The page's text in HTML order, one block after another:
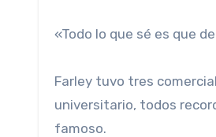
«Todo lo que sé es que
Farley tuvo tres
universitario, todos
famoso.